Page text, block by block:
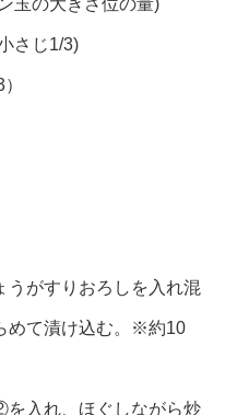
玉の大きさ位の量)
さじ1/3)
がすりおろしを入れ混
めて漬け込む。※約10
入れ、ほぐしながら炒